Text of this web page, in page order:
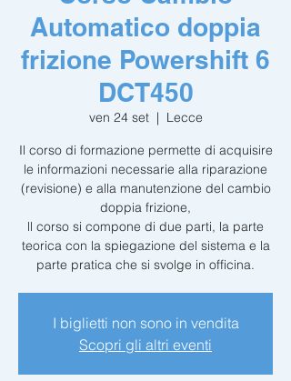
Automatico doppia
frizione Powershift 6
DCT450
ven 24 set
  |
Lecce
Il corso di formazione permette di acquisire
le informazioni necessarie alla riparazione
(revisione) e alla manutenzione del cambio
doppia frizione,
ll corso si compone di due parti, la parte
teorica con la spiegazione del sistema e la
parte pratica che si svolge in officina.
I biglietti non sono in vendita
Scopri gli altri eventi